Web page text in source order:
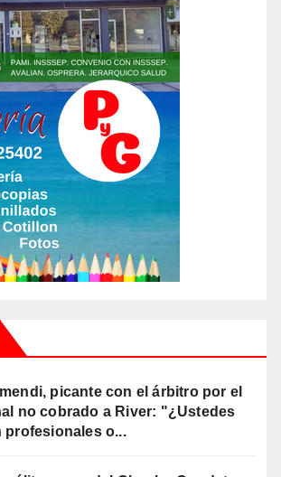
picante con el árbitro por el
no cobrado a River: "¿Ustedes
profesionales o...